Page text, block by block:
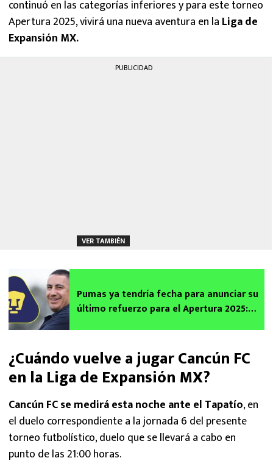
continuó en las categorías inferiores y para este torneo
Apertura 2025, vivirá una nueva aventura en la Liga de
Expansión MX.
PUBLICIDAD
VER TAMBIÉN
Pumas ya tendría fecha para anunciar su
último refuerzo para el Apertura 2025:
¿Cuándo vuelve a jugar Cancún FC
en la Liga de Expansión MX?
Cancún FC se medirá esta noche ante el Tapatío, en
el duelo correspondiente a la jornada 6 del presente
torneo futbolístico, duelo que se llevará a cabo en
punto de las 21:00 horas.